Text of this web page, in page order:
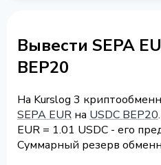
Вывести SEPA
BEP20
На Kurslog 3
SEPA EUR на USDC BEP20
EUR = 1.01 USDC - его
Суммарный резерв